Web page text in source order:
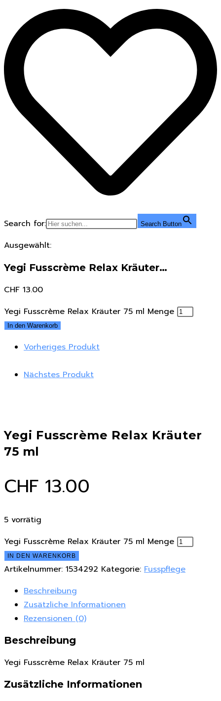
Search for: Search Button
Ausgewählt:
Yegi Fusscrème Relax Kräuter…
CHF 13.00
Yegi Fusscrème Relax Kräuter 75 ml Menge
In den Warenkorb
Vorheriges Produkt
Nächstes Produkt
Yegi Fusscrème Relax Kräuter
75 ml
CHF 13.00
5 vorrätig
Yegi Fusscrème Relax Kräuter 75 ml Menge
IN DEN WARENKORB
Artikelnummer: 1534292 Kategorie: Fusspflege
Beschreibung
Zusätzliche Informationen
Rezensionen (0)
Beschreibung
Yegi Fusscrème Relax Kräuter 75 ml
Zusätzliche Informationen